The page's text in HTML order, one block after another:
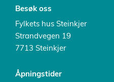
Besøk oss
Fylkets hus Steinkjer
Strandvegen 19
7713 Steinkjer
Åpningstider